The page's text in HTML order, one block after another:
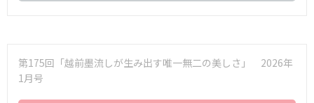
第175回「越前墨流しが生み出す唯一無二の美しさ」 2026年
1月号